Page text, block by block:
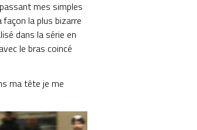
mes simples
façon la plus bizarre
dans la série en
le bras coincé
ma tête je me